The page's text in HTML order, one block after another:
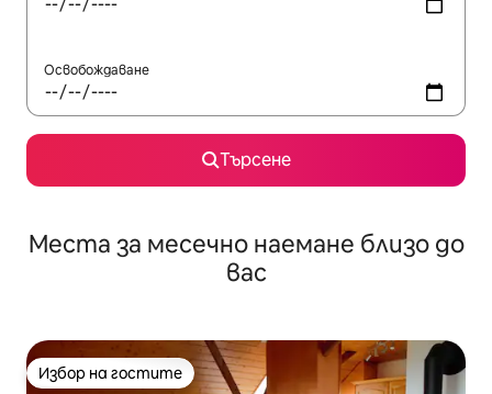
Освобождаване
Търсене
Места за месечно наемане близо до
вас
Избор на гостите
Избор на гостите